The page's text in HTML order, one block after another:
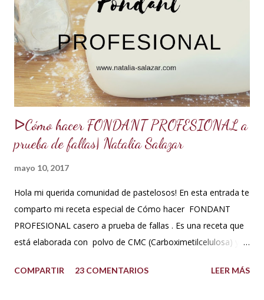
tortas y pasteles te quedarán húmedos y mucho más
sabrosos. Los jarabes pueden ser de diferentes sabores, de
acuerdo a los ingredientes que usemos. Aquí te comparto
una...
ᐅCómo hacer FONDANT PROFESIONAL a
prueba de fallas| Natalia Salazar
mayo 10, 2017
Hola mi querida comunidad de pastelosos! En esta entrada te
comparto mi receta especial de Cómo hacer FONDANT
PROFESIONAL casero a prueba de fallas . Es una receta que
está elaborada con polvo de CMC (Carboximetilcelulosa) y
que le aportan a la masa elasticidad, firmeza y le ayudan a
COMPARTIR 23 COMENTARIOS LEER MÁS